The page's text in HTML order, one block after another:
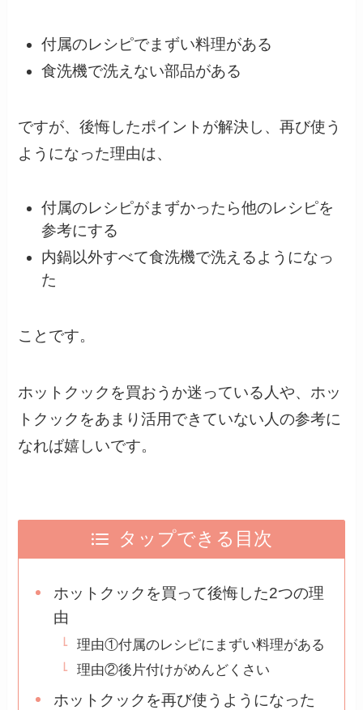
付属のレシピでまずい料理がある
食洗機で洗えない部品がある
ですが、後悔したポイントが解決し、再び使う
ようになった理由は、
付属のレシピがまずかったら他のレシピを
参考にする
内鍋以外すべて食洗機で洗えるようになっ
た
ことです。
ホットクックを買おうか迷っている人や、ホッ
トクックをあまり活用できていない人の参考に
なれば嬉しいです。
タップできる目次
ホットクックを買って後悔した2つの理
由
理由①付属のレシピにまずい料理がある
理由②後片付けがめんどくさい
ホットクックを再び使うようになった